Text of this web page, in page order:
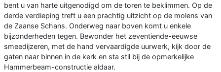
bent u van harte uitgenodigd om de toren te beklimmen. Op de
derde verdieping treft u een prachtig uitzicht op de molens van
de Zaanse Schans. Onderweg naar boven komt u enkele
bijzonderheden tegen. Bewonder het zeventiende-eeuwse
smeedijzeren, met de hand vervaardigde uurwerk, kijk door de
gaten naar binnen in de kerk en sta stil bij de opmerkelijke
Hammerbeam-constructie aldaar.